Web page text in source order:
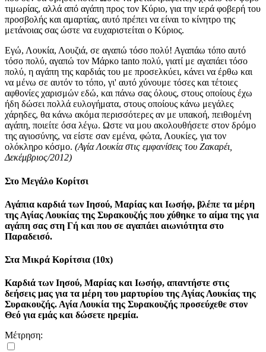
τιμωρίας, αλλά από αγάπη προς τον Κύριο, για την ιερά φοβερή του
προσβολής και αμαρτίας, αυτό πρέπει να είναι το κίνητρο της
μετάνοιας σας ώστε να ευχαριστείται ο Κύριος.
Εγώ, Λουκία, Λουζιά, σε αγαπώ τόσο πολύ! Αγαπάω τόπο αυτό
τόσο πολύ, αγαπώ τον Μάρκο tanto πολύ, γιατί με αγαπάει τόσο
πολύ, η αγάπη της καρδιάς του με προσελκύει, κάνει να έρθω και
να μένω σε αυτόν το τόπο, γι' αυτό χύνουμε τόσες και τέτοιες
αφθονίες χαρισμών εδώ, και πάνω σας όλους, στους οποίους έχω
ήδη δώσει πολλά ευλογήματα, στους οποίους κάνω μεγάλες
χάρηδες, θα κάνω ακόμα περισσότερες αν με υπακοή, πειθομένη
αγάπη, ποιείτε όσα λέγω. Ωστε να μου ακολουθήσετε στον δρόμο
της αγιοσύνης, να είστε σαν εμένα, φώτα, Λουκίες, για τον
ολόκληρο κόσμο. (Αγία Λουκία στις εμφανίσεις του Ζακαρέι,
Δεκέμβριος/2012)
Στο Μεγάλο Κορίτσι
Αγάπια καρδιά των Ιησού, Μαρίας και Ιωσήφ, βλέπε τα μέρη
της Αγίας Λουκίας της Συρακουζής που χύθηκε το αίμα της για
αγάπη σας στη Γή και που σε αγαπάει αιωνιότητα στο
Παραδεισό.
Στα Μικρά Κορίτσια (10x)
Καρδιά των Ιησού, Μαρίας και Ιωσήφ, απαντήστε στις
δεήσεις μας για τα μέρη του μαρτυρίου της Αγίας Λουκίας της
Συρακουζής. Αγία Λουκία της Συρακουζής προσεύχεθε στον
Θεό για εμάς και δώσετε ηρεμία.
Μέτρηση: